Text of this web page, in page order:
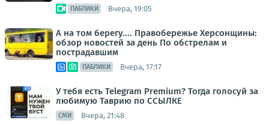
ПАБЛИКИ Вчера, 19:05
А на том берегу.... Правобережье Херсонщины:
обзор новостей за день По обстрелам и
пострадавшим
ПАБЛИКИ Вчера, 17:17
У тебя есть Telegram Premium? Тогда голосуй за
любимую Таврию по ССЫЛКЕ
СМИ Вчера, 21:48